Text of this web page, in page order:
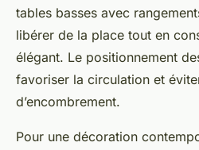
tables basses avec
libérer de la place tout en
élégant. Le positionnement
favoriser la circulation et
d’encombrement.
Pour une décoration